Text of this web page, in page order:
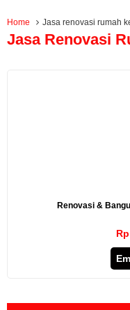
Home Jasa renovasi rumah
Jasa Renovasi
Renovasi &